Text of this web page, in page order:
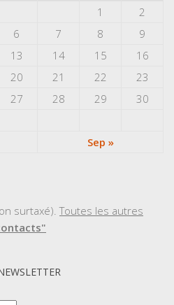
1
2
6 7 8
9
13 14 15
16
20 21 22
23
27 28 29
30
Sep »
surtaxé).Toutes les autres